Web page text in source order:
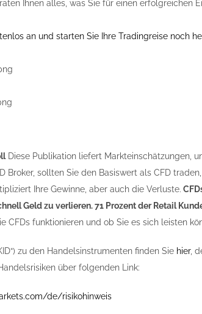
Ihnen alles, was Sie für einen erfolgreichen
an und starten Sie Ihre Tradingreise noch
Diese Publikation liefert Markteinschätzungen,
Broker, sollten Sie den Basiswert als CFD
Ihre Gewinne, aber auch die Verluste.
Geld zu verlieren. 71 Prozent der Retail
CFDs funktionieren und ob Sie es sich leisten
zu den Handelsinstrumenten finden Sie hier,
über folgenden Link:
de/risikohinweis